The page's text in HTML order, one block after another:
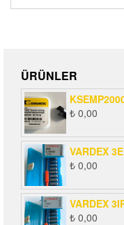
ÜRÜNLER
₺ 0,00
VARDEX
₺ 0,00
VARDEX
₺ 0,00